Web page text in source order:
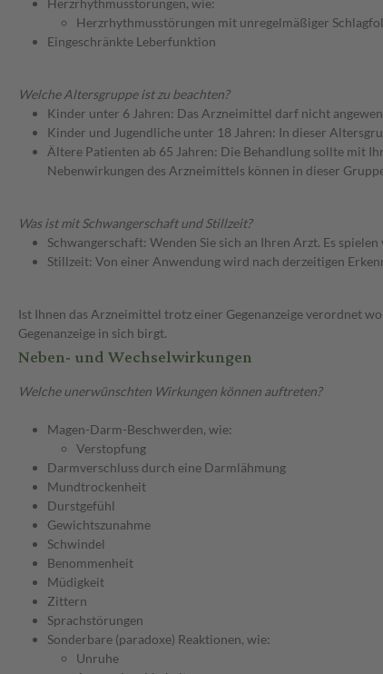
Herzrhythmusstörungen, wie:
Herzrhythmusstörungen mit unregelmäßiger
Eingeschränkte Leberfunktion
Welche Altersgruppe ist zu beachten?
Kinder unter 6 Jahren: Das Arzneimittel darf nicht
Kinder und Jugendliche unter 18 Jahren: In dieser
Ältere Patienten ab 65 Jahren: Die Behandlung sollte mit
Nebenwirkungen des Arzneimittels können in dieser
Was ist mit Schwangerschaft und Stillzeit?
Schwangerschaft: Wenden Sie sich an Ihren Arzt. Es
Stillzeit: Von einer Anwendung wird nach derzeitigen
Ist Ihnen das Arzneimittel trotz einer Gegenanzeige verordnet
Gegenanzeige in sich birgt.
Neben- und Wechselwirkungen
Welche unerwünschten Wirkungen können auftreten?
Magen-Darm-Beschwerden, wie:
Verstopfung
Darmverschluss durch eine Darmlähmung
Mundtrockenheit
Durstgefühl
Gewichtszunahme
Schwindel
Benommenheit
Müdigkeit
Zittern
Sprachstörungen
Sonderbare (paradoxe) Reaktionen, wie:
Unruhe